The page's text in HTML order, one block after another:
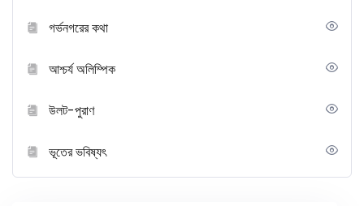
গর্ভনগরের কথা
আশ্চর্য অলিম্পিক
উলট-পুরাণ
ভূতের ভবিষ্যৎ